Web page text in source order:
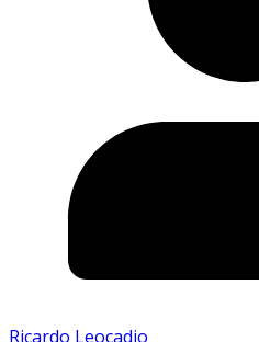
Ricardo Leocadio